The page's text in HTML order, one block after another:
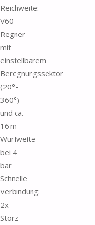
Reichweite:
V60-
Regner
mit
einstellbarem
Beregnungssektor
(20°–
360°)
und ca.
16 m
Wurfweite
bei 4
bar
Schnelle
Verbindung:
2x
Storz